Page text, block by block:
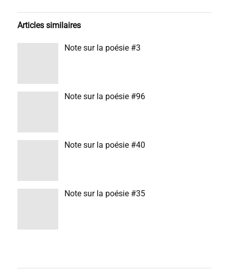
Articles similaires
Note sur la poésie #3
Note sur la poésie #96
Note sur la poésie #40
Note sur la poésie #35